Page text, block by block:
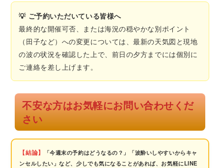
💡 ご予約いただいている皆様へ
最終的な開催可否、または海況の穏やかな別ポイント
（田子など）への変更については、最新の天気図と現地
の波の状況を確認した上で、前日の夕方までには個別に
ご連絡を差し上げます。
不安な方はお気軽にお問い合わせくだ
さい
【結論】
「今週末の予約はどうなるの？」「波酔いしやすいからキャ
ンセルしたい」など、少しでも気になることがあれば、お気軽にLINE